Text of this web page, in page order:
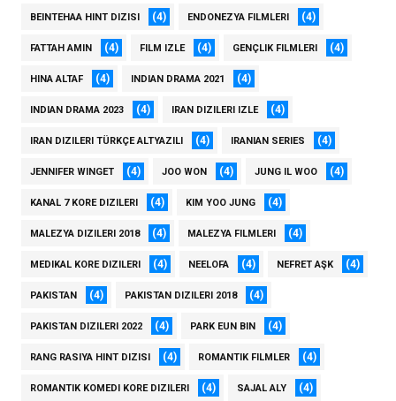
BEINTEHAA HINT DIZISI (4) ENDONEZYA FILMLERI (4)
FATTAH AMIN (4) FILM IZLE (4) GENÇLIK FILMLERI (4)
HINA ALTAF (4) INDIAN DRAMA 2021 (4)
INDIAN DRAMA 2023 (4) IRAN DIZILERI IZLE (4)
IRAN DIZILERI TÜRKÇE ALTYAZILI (4) IRANIAN SERIES (4)
JENNIFER WINGET (4) JOO WON (4) JUNG IL WOO (4)
KANAL 7 KORE DIZILERI (4) KIM YOO JUNG (4)
MALEZYA DIZILERI 2018 (4) MALEZYA FILMLERI (4)
MEDIKAL KORE DIZILERI (4) NEELOFA (4) NEFRET AŞK (4)
PAKISTAN (4) PAKISTAN DIZILERI 2018 (4)
PAKISTAN DIZILERI 2022 (4) PARK EUN BIN (4)
RANG RASIYA HINT DIZISI (4) ROMANTIK FILMLER (4)
ROMANTIK KOMEDI KORE DIZILERI (4) SAJAL ALY (4)